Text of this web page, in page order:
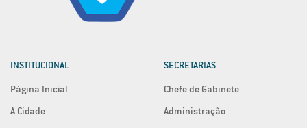
INSTITUCIONAL
Página Inicial
A Cidade
SECRETARIAS
Chefe de Gabinete
Administração